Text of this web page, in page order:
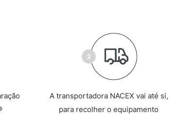
A transportadora NACEX vai até si,
para recolher o equipamento